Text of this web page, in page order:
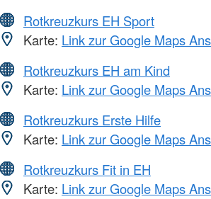
Rotkreuzkurs EH Sport
Karte: Link zur Google Maps
Rotkreuzkurs EH am Kind
Karte: Link zur Google Maps
Rotkreuzkurs Erste Hilfe
Karte: Link zur Google Maps
Rotkreuzkurs Fit in EH
Karte: Link zur Google Maps